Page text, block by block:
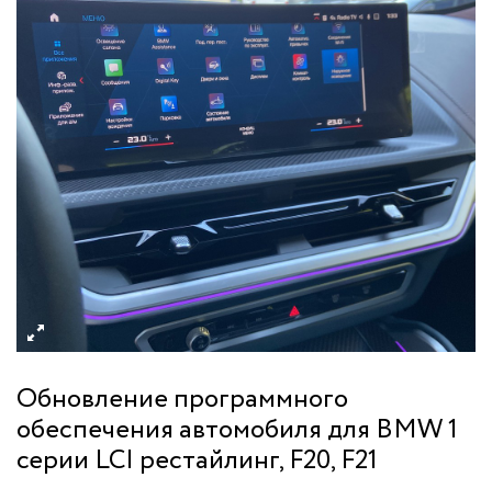
Обновление программного
обеспечения автомобиля для BMW 1
серии LCI рестайлинг, F20, F21